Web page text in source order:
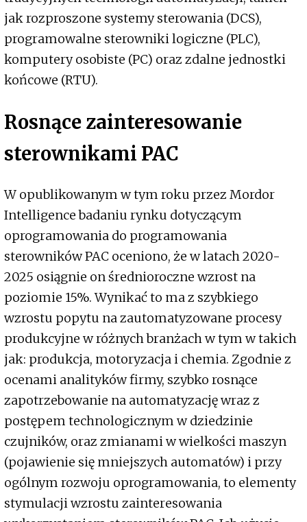
jak rozproszone systemy sterowania (DCS),
programowalne sterowniki logiczne (PLC),
komputery osobiste (PC) oraz zdalne jednostki
końcowe (RTU).
Rosnące zainteresowanie
sterownikami PAC
W opublikowanym w tym roku przez Mordor
Intelligence badaniu rynku dotyczącym
oprogramowania do programowania
sterowników PAC oceniono, że w latach 2020-
2025 osiągnie on średnioroczne wzrost na
poziomie 15%. Wynikać to ma z szybkiego
wzrostu popytu na zautomatyzowane procesy
produkcyjne w różnych branżach w tym w takich
jak: produkcja, motoryzacja i chemia. Zgodnie z
ocenami analityków firmy, szybko rosnące
zapotrzebowanie na automatyzację wraz z
postępem technologicznym w dziedzinie
czujników, oraz zmianami w wielkości maszyn
(pojawienie się mniejszych automatów) i przy
ogólnym rozwoju oprogramowania, to elementy
stymulacji wzrostu zainteresowania